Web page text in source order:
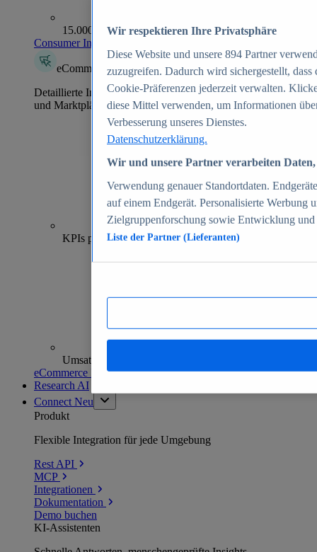
15.000+ Marken
Consumer Insights entdecken
eCommerce Insights
Detaillierte Informationen zu mehr als 39.000 Online-Shops
und Marktplätzen
70+
KPIs pro Shop
Umsatzanalysen und -prognosen
eCommerce Insights entdecken
Research AI
Connect Neu
Produkt
Flexible Integration für jede Umgebung
Rest API
MCP
Integrationen
Dokumentation
Demo buchen
KI-Assistenten
Wir respektieren Ihre Privatsphäre
Diese Website und unsere 894 Partner
zuzugreifen. Dadurch wird sichergestellt,
Cookie-Präferenzen jederzeit verwalten.
diese Mittel verwenden, um Informationen
Verbesserung unseres Dienstes.
Datenschutzerklärung.
Wir und unsere Partner verarbeiten
Verwendung genauer Standortdaten.
auf einem Endgerät. Personalisierte Werbung
Zielgruppenforschung sowie Entwicklung
Liste der Partner (Lieferanten)